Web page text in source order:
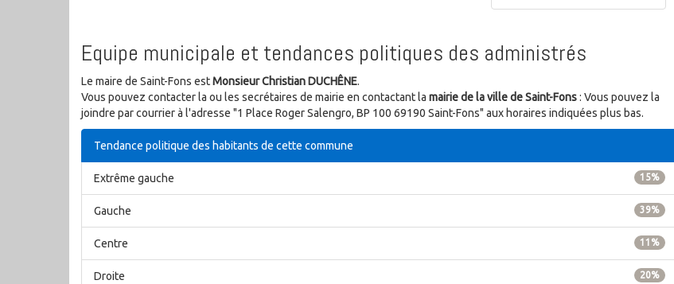
Equipe municipale et tendances politiques des administrés
Le maire de Saint-Fons estMonsieur Christian DUCHÊNE.
Vous pouvez contacter la ou les secrétaires de mairie en contactant la mairie de la ville de Saint-Fons: Vous pouvez la
joindre par courrier à l'adresse "1 Place Roger Salengro, BP 100 69190 Saint-Fons" aux horaires indiquées plus bas.
Tendance politique des habitants de cette commune
15%
Extrême gauche
39%
Gauche
11%
Centre
20%
Droite